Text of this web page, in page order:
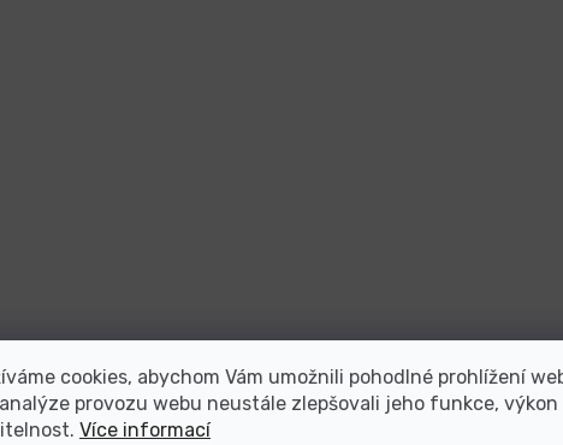
cookies, abychom Vám umožnili pohodlné prohlížení
provozu webu neustále zlepšovali jeho funkce, výkon
Více informací